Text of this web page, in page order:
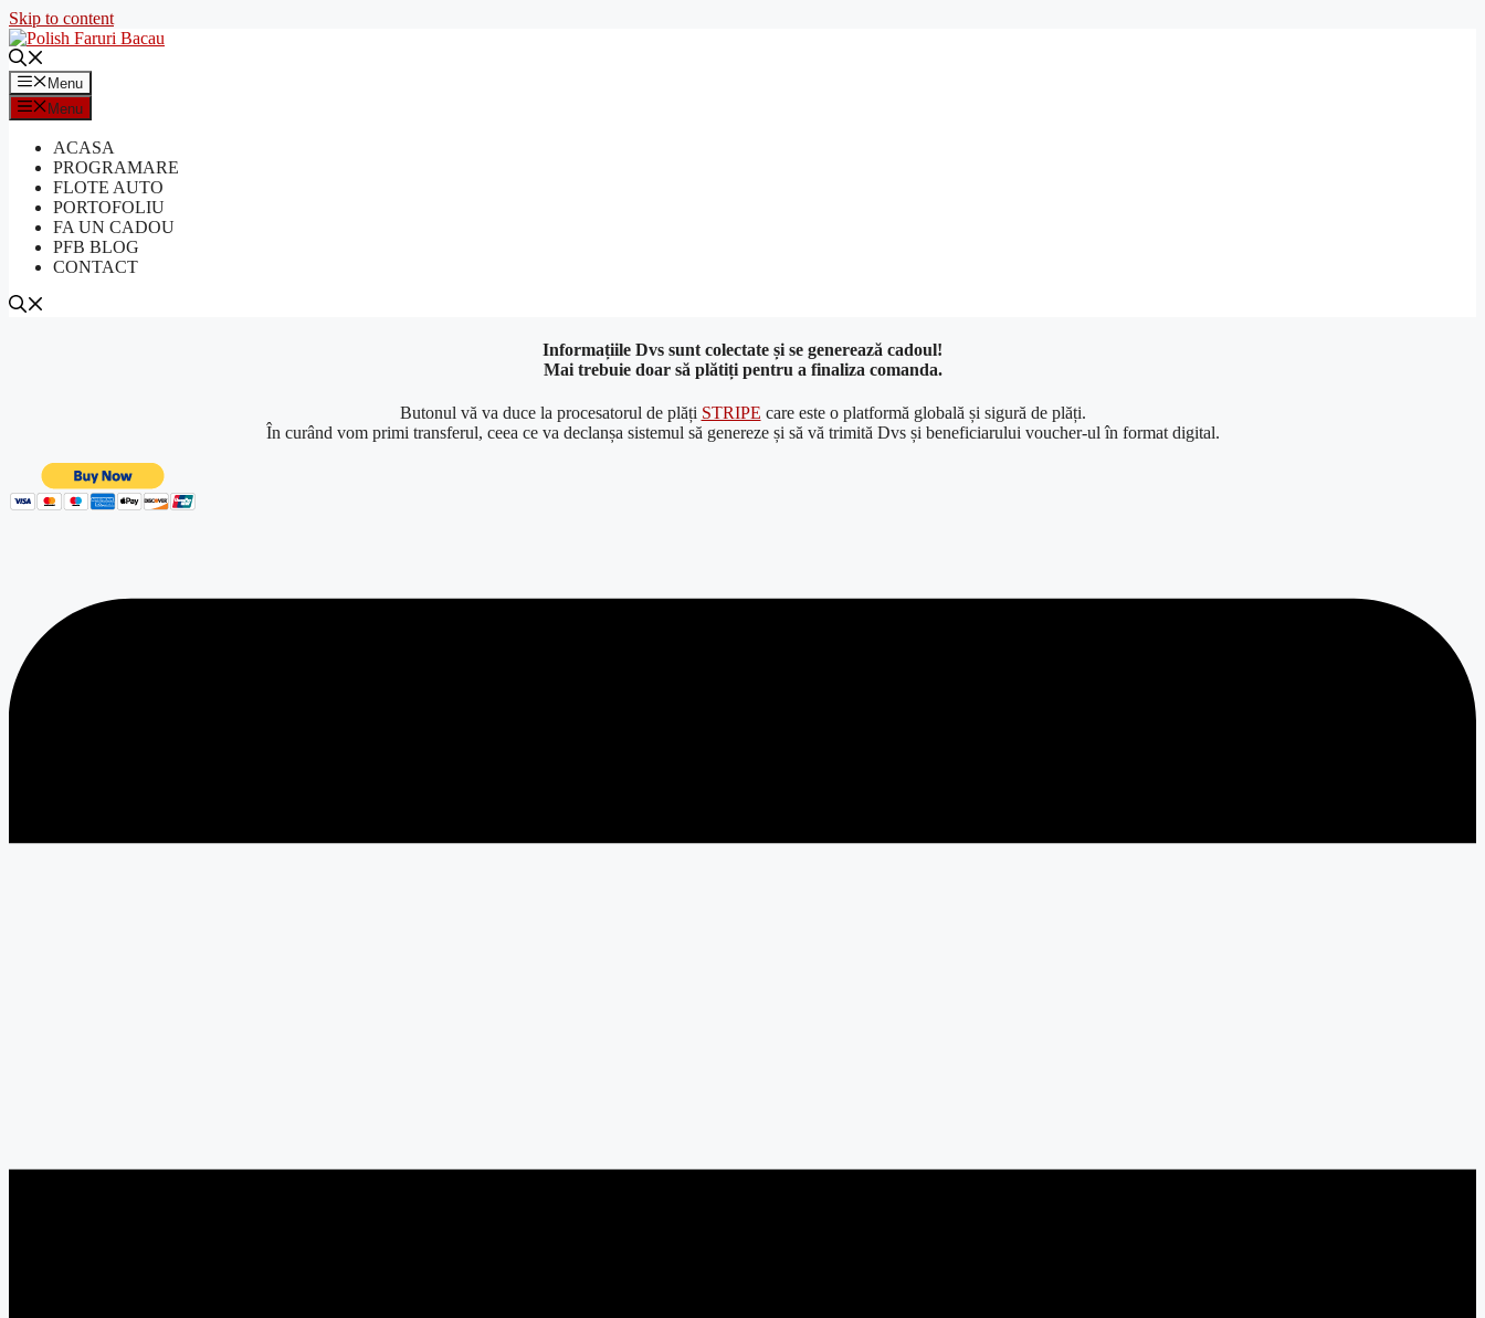
Skip to content
Menu
Menu
ACASA
PROGRAMARE
FLOTE AUTO
PORTOFOLIU
FA UN CADOU
PFB BLOG
CONTACT
Informațiile Dvs sunt colectate și se generează cadoul!
Maitrebuie doar să plătițipentru a finaliza comanda.
Butonul vă va duce la procesatorul de plăți STRIPE care este o platformă globală și sigură de plăți.
În curând vom primi transferul, ceea ce va declanșa sistemul să genereze și să vă trimită Dvs și beneficiarului voucher-ulîn format digital.